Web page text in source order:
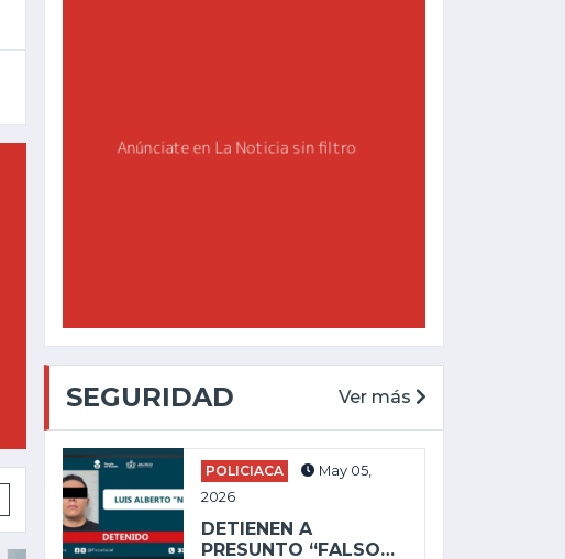
SEGURIDAD Ver más
POLICIACA
May 05,
2026
DETIENEN A
PRESUNTO “FALSO…